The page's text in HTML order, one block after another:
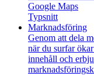
Google Maps
Typsnitt
Marknadsföring
Genom att dela
när du surfar
innehåll och